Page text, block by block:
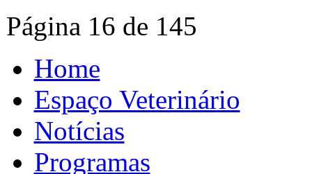
Página 16 de 145
Home
Espaço Veterinário
Notícias
Programas